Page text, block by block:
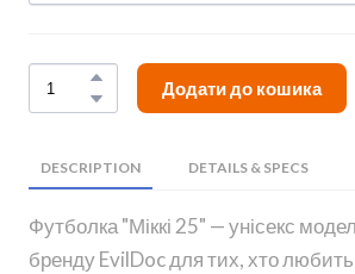
Додати до кошика
DESCRIPTION DETAILS & SPECS
Футболка "Міккі 25" — унісекс
бренду EvilDoc для тих, хто любить